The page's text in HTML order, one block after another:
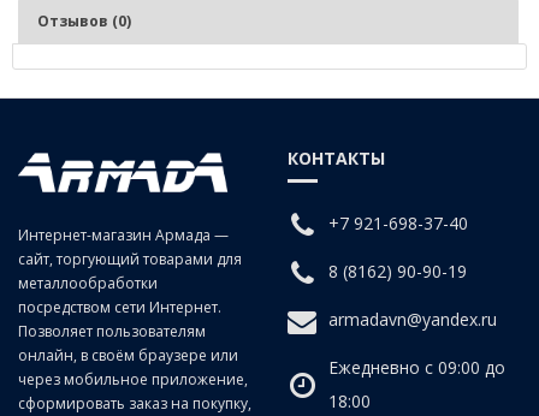
Отзывов (0)
СТАЛЬ Р6М5
Интернет-магазин Армада —
сайт, торгующий товарами для
металлообработки
посредством сети Интернет.
Позволяет пользователям
онлайн, в своём браузере или
через мобильное приложение,
сформировать заказ на покупку,
КОНТАКТЫ
+7 921-698-37-40
8 (8162) 90-90-19
armadavn@yandex.ru
Ежедневно с 09:00 до
18:00